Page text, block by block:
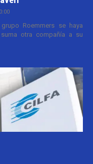
Roemmers se haya
otra compañía a su